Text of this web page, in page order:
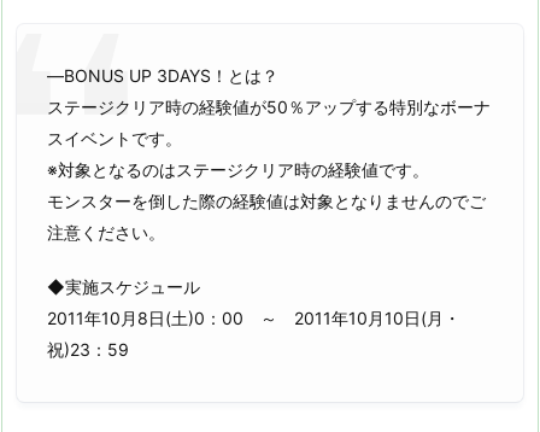
―BONUS UP 3DAYS！とは？
ステージクリア時の経験値が50％アップする特別なボーナ
スイベントです。
※対象となるのはステージクリア時の経験値です。
モンスターを倒した際の経験値は対象となりませんのでご
注意ください。
◆実施スケジュール
2011年10月8日(土)0：00 ～ 2011年10月10日(月・
祝)23：59